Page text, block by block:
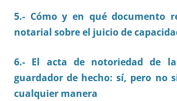
5.- Cómo y en qué documento
notarial sobre el juicio de
6.- El acta de notoriedad de
guardador de hecho: sí, pero no
cualquier manera